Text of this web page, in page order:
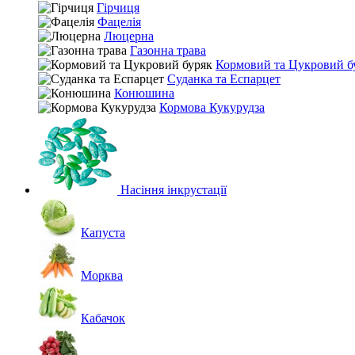
Гірчиця
Фацелія
Люцерна
Газонна трава
Кормовий та Цукровий
Суданка та Еспарцет
Конюшина
Кормова Кукурудза
Насіння інкрустації
Капуста
Морква
Кабачок